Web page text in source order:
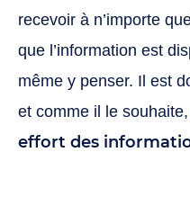
recevoir à n’importe
que l’information est
même y penser. Il est
et comme il le souhaite,
effort des